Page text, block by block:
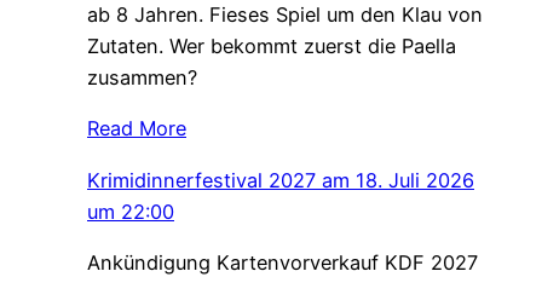
ab 8 Jahren. Fieses Spiel um den Klau von
Zutaten. Wer bekommt zuerst die Paella
zusammen?
Read More
Krimidinnerfestival 2027 am 18. Juli 2026
um 22:00
Ankündigung Kartenvorverkauf KDF 2027